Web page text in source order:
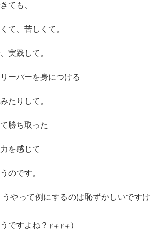
ても、
て、苦しくて。
実践して。
ーパーを身につける
たりして。
勝ち取った
を感じて
のです。
うやって例にするのは恥ずかしいですけ
ですよね？
ドキドキ ）